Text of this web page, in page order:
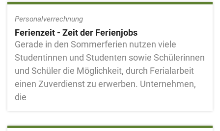
Personalverrechnung
Ferienzeit - Zeit der Ferienjobs
Gerade in den Sommerferien nutzen viele
Studentinnen und Studenten sowie Schülerinnen
und Schüler die Möglichkeit, durch Ferialarbeit
einen Zuverdienst zu erwerben. Unternehmen,
die